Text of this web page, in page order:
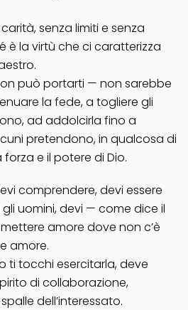
senza limiti e senza
è la virtù che ci caratterizza
può portarti — non sarebbe
la fede, a togliere gli
ad addolcirla fino a
pretendono, in qualcosa di
e il potere di Dio.
comprendere, devi essere
uomini, devi — come dice il
amore dove non c’è
amore.
ti tocchi esercitarla, deve
di collaborazione,
dell’interessato.